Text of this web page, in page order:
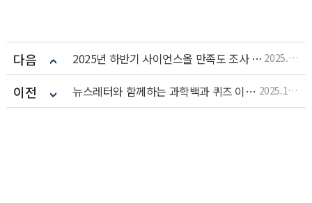
다음 2025년 하반기 사이언스올 만족도 조사 이벤트 당첨자 발표 2025.12.03
이전 뉴스레터와 함께하는 과학백과 퀴즈 이벤트 5회차 2025.12.02